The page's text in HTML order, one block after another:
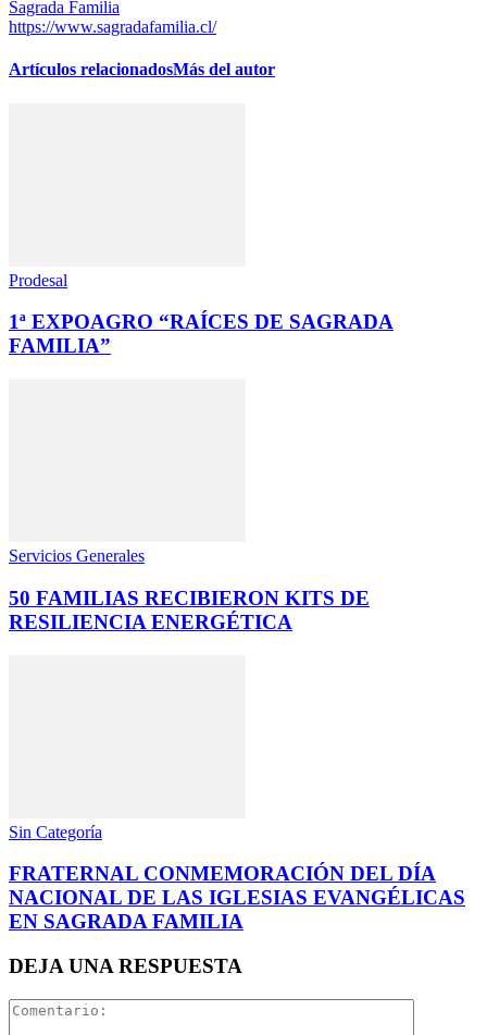
Sagrada Familia
https://www.sagradafamilia.cl/
Artículos relacionadosMás del autor
Prodesal
1ª EXPOAGRO “RAÍCES DE SAGRADA
FAMILIA”
Servicios Generales
50 FAMILIAS RECIBIERON KITS DE
RESILIENCIA ENERGÉTICA
Sin Categoría
FRATERNAL CONMEMORACIÓN DEL DÍA
NACIONAL DE LAS IGLESIAS EVANGÉLICAS
EN SAGRADA FAMILIA
DEJA UNA RESPUESTA